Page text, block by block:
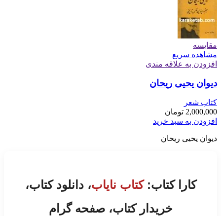
مقایسه
مشاهده سریع
افزودن به علاقه مندی
دیوان یحیی ریحان
کتاب شعر
2,000,000 تومان
افزودن به سبد خرید
دیوان یحیی ریحان
کارا کتاب:کتاب نایاب، دانلود کتاب،
خریدار کتاب، صفحه گرام